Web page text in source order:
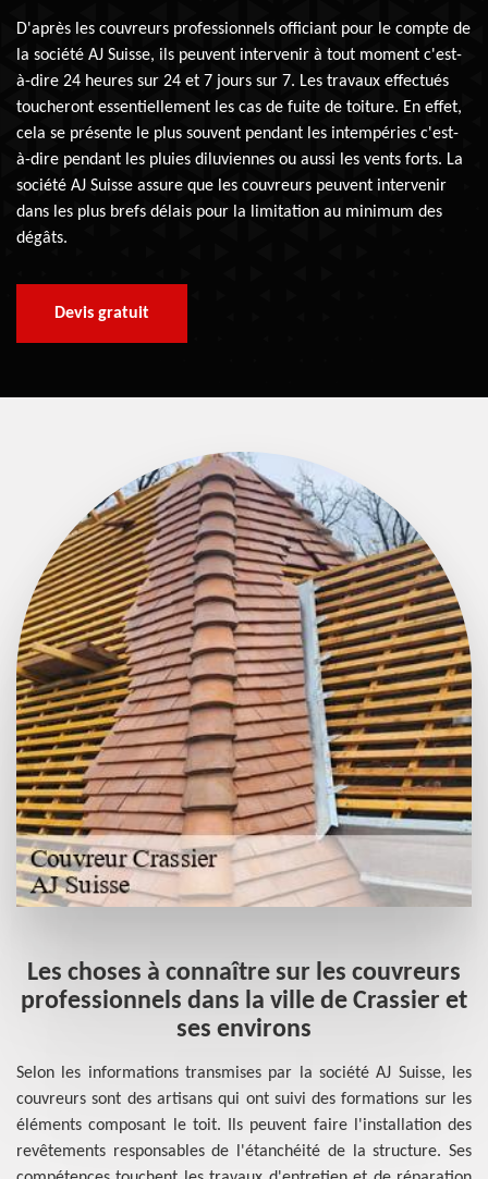
D'après les couvreurs professionnels officiant pour le compte de
la société AJ Suisse, ils peuvent intervenir à tout moment c'est-
à-dire 24 heures sur 24 et 7 jours sur 7. Les travaux effectués
toucheront essentiellement les cas de fuite de toiture. En effet,
cela se présente le plus souvent pendant les intempéries c'est-
à-dire pendant les pluies diluviennes ou aussi les vents forts. La
société AJ Suisse assure que les couvreurs peuvent intervenir
dans les plus brefs délais pour la limitation au minimum des
dégâts.
Devis gratuit
Les choses à connaître sur les couvreurs
professionnels dans la ville de Crassier et
ses environs
Selon les informations transmises par la société AJ Suisse, les
couvreurs sont des artisans qui ont suivi des formations sur les
éléments composant le toit. Ils peuvent faire l'installation des
revêtements responsables de l'étanchéité de la structure. Ses